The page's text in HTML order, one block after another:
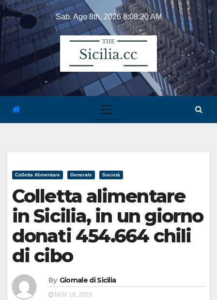
Skip
content
Sab. Ago 8th, 20268:08:21 AM
Colletta Alimentare Generale Società
Colletta alimentare
in Sicilia, in un giorno
donati 454.664 chili
di cibo
By Giornale di Sicilia
NOV 19, 2023